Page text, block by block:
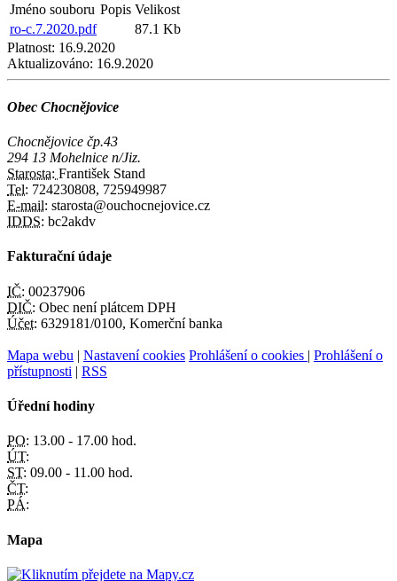
Jméno souboru Popis Velikost
ro-c.7.2020.pdf
87.1 Kb
Platnost: 16.9.2020
Aktualizováno: 16.9.2020
Obec Chocnějovice
Chocnějovice čp.43
294 13 Mohelnice n/Jiz.
Starosta: František Stand
Tel: 724230808, 725949987
E-mail: starosta@ouchocnejovice.cz
IDDS: bc2akdv
Fakturační údaje
IČ: 00237906
DIČ: Obec není plátcem DPH
Účet: 6329181/0100, Komerční banka
Mapa webu | Nastavení cookies Prohlášení o cookies | Prohlášení o
přístupnosti | RSS
Úřední hodiny
PO: 13.00 - 17.00 hod.
ÚT:
ST: 09.00 - 11.00 hod.
ČT:
PÁ:
Mapa